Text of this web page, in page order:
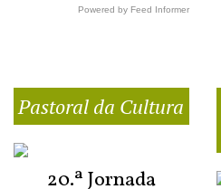
Powered by Feed Informer
Pastoral da Cultura
20.ª Jornada